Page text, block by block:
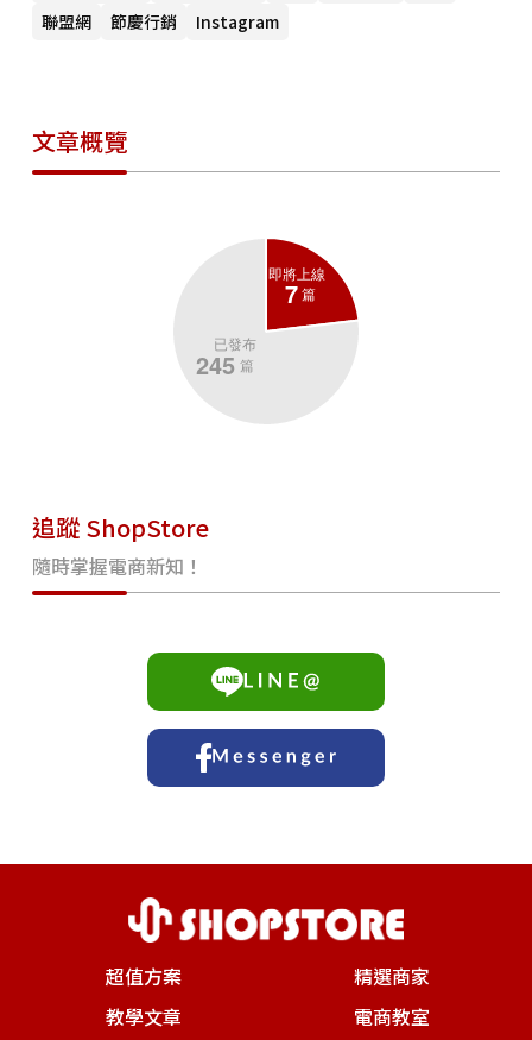
聯盟網
節慶行銷 Instagram
文章概覽
追蹤 ShopStore
隨時掌握電商新知！
超值方案
精選商家
教學文章
電商教室